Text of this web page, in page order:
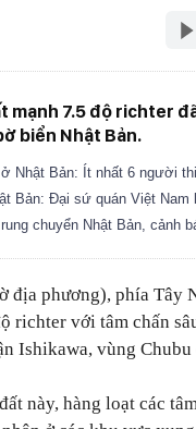
mạnh 7.5 độ richter
biển Nhật Bản.
Nhật Bản: Ít nhất 6 người
Bản: Đại sứ quán Việt Nam
chuyển Nhật Bản, cảnh
địa phương), phía Tây
richter với tâm chấn
Ishikawa, vùng Chubu
này, hàng loạt các